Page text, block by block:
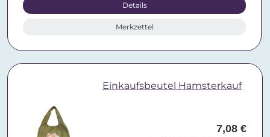
Details
Merkzettel
Einkaufsbeutel Hamsterkauf
7,08 €